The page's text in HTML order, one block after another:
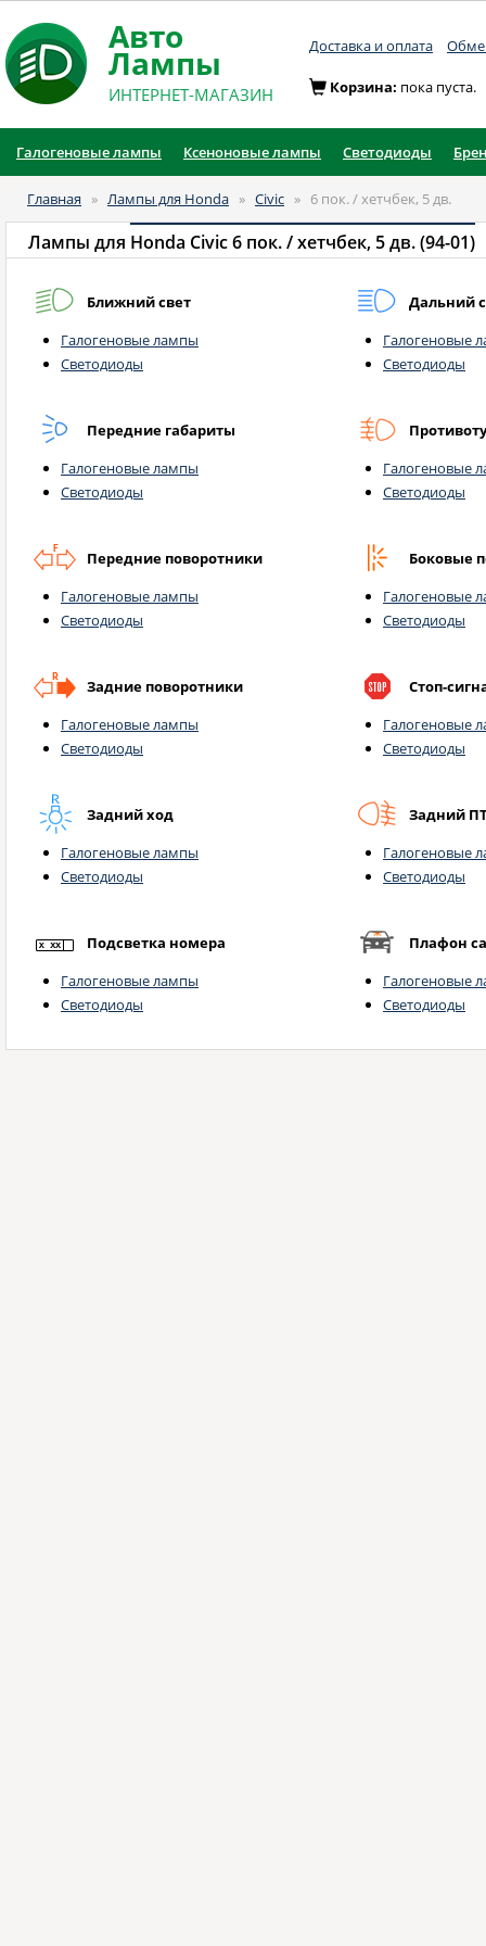
Авто
Лампы
ИНТЕРНЕТ-МАГАЗИН
Доставка и оплата
Корзина: пока пуста.
Галогеновые лампы Ксеноновые лампы Светодиоды
Главная » Лампы для Honda » Civic » 6 пок. / хетчбек, 5 дв.
Лампы для Honda Civic 6 пок. / хетчбек, 5 дв. (94-01)
Ближний свет
Галогеновые лампы
Светодиоды
Дальний
Галогеновые
Светодиоды
Передние габариты
Галогеновые лампы
Светодиоды
Галогеновые
Светодиоды
Передние поворотники
Галогеновые лампы
Светодиоды
Боковые
Галогеновые
Светодиоды
Задние поворотники
Галогеновые лампы
Светодиоды
Стоп-
Галогеновые
Светодиоды
Задний ход
Галогеновые лампы
Светодиоды
Задний
Галогеновые
Светодиоды
Подсветка номера
Галогеновые лампы
Светодиоды
Плафон
Галогеновые
Светодиоды